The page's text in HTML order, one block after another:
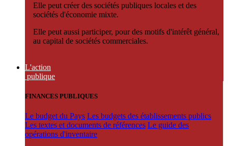
Elle peut créer des sociétés publiques locales et des
sociétés d'économie mixte.
Elle peut aussi participer, pour des motifs d'intérêt général,
au capital de sociétés commerciales.
L'action
publique
FINANCES PUBLIQUES
Le budget du Pays Les budgets des établissements publics
Les textes et documents de références Le guide des
opérations d'inventaire